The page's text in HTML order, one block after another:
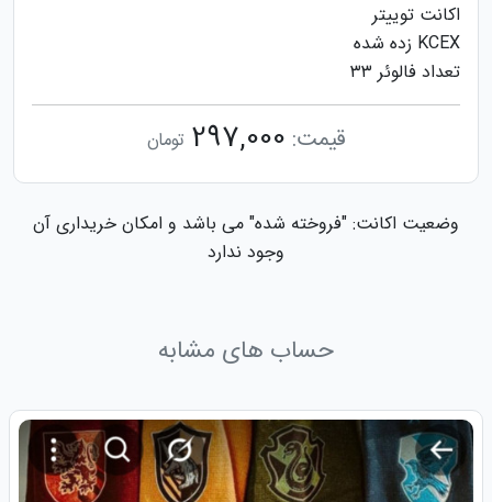
اکانت توییتر
KCEX زده شده
تعداد فالوئر ۳۳
قیمت: 297,000 تومان
وضعیت اکانت: "فروخته شده" می باشد و امکان خریداری آن
وجود ندارد
حساب های مشابه